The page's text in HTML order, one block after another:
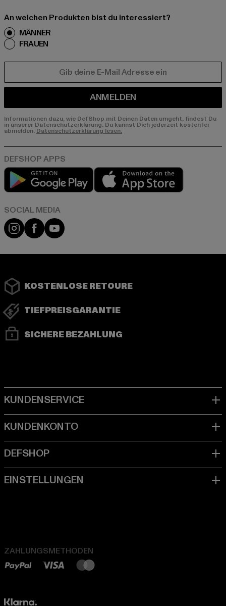
An welchen Produkten bist du interessiert?
MÄNNER
FRAUEN
ANMELDEN
Informationen dazu, wie DefShop mit Deinen Daten umgeht, findest Du
in unserer Datenschutzerklärung. Du kannst Dich jederzeit kostenfei
abmelden. Datenschutzerklärung lesen.
Play market
Instagram
FacebookYouTube
KOSTENLOSE RETOURE
TIEFPREISGARANTIE
SICHERE BEZAHLUNG
ZAHLUNGSMETHODEN